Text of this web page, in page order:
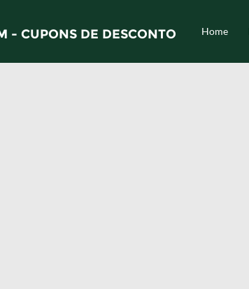
- CUPONS DE DESCONTO Home